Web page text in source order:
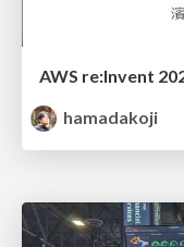
AWS re:Invent
hamadakoji